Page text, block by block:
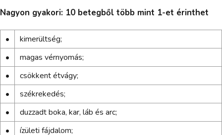
Nagyon gyakori: 10 betegből több mint 1-et érinthet
•
kimerültség;
•
magas vérnyomás;
•
csökkent étvágy;
•
székrekedés;
•
duzzadt boka, kar, láb és arc;
•
ízületi fájdalom;